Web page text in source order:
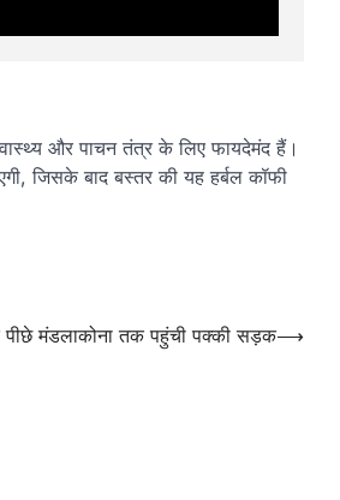
और पाचन तंत्र के लिए फायदेमंद हैं।
जिसके बाद बस्तर की यह हर्बल कॉफी
मंडलाकोना तक पहुंची पक्की सड़क⟶